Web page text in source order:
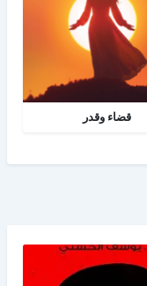
قضاء وقدر